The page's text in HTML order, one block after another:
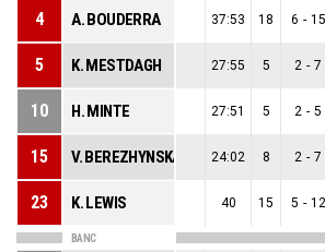
4 A. BOUDERRA 37:53 18 6 - 15
5 K. MESTDAGH 27:55 5 2 - 7
10 H. MINTE 27:51 5 2 - 5
15 V. BEREZHYNSKA 24:02 8 2 - 7
23 K. LEWIS 40 15 5 - 12
BANC